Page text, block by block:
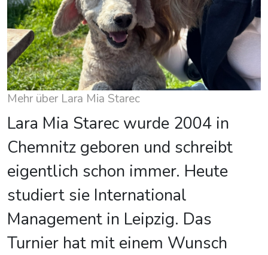
Mehr über Lara Mia Starec
Lara Mia Starec wurde 2004 in
Chemnitz geboren und schreibt
eigentlich schon immer. Heute
studiert sie International
Management in Leipzig. Das
Turnier hat mit einem Wunsch